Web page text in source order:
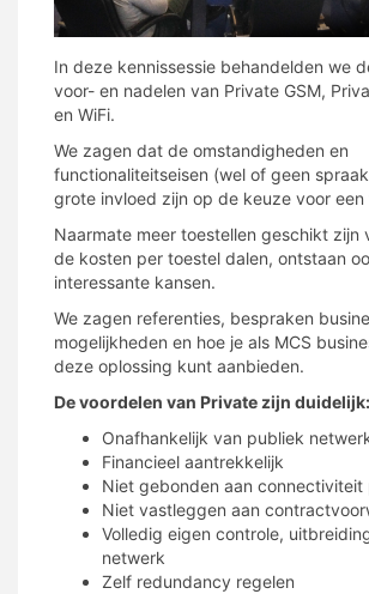
In deze kennissessie behandelden we
voor- en nadelen van Private GSM,
en WiFi.
We zagen dat de omstandigheden en
functionaliteitseisen (wel of geen
grote invloed zijn op de keuze voor een
Naarmate meer toestellen geschikt zijn
de kosten per toestel dalen, ontstaan
interessante kansen.
We zagen referenties, bespraken
mogelijkheden en hoe je als MCS
deze oplossing kunt aanbieden.
De voordelen van Private zijn duidelijk:
Onafhankelijk van publiek
Financieel aantrekkelijk
Niet gebonden aan connectiviteit
Niet vastleggen aan
Volledig eigen controle,
netwerk
Zelf redundancy regelen